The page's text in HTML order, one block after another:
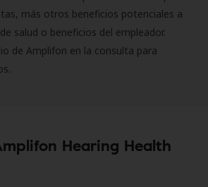
más otros beneficios potenciales a
salud o beneficios del empleador.
de Amplifon en la consulta para
Hearing Health